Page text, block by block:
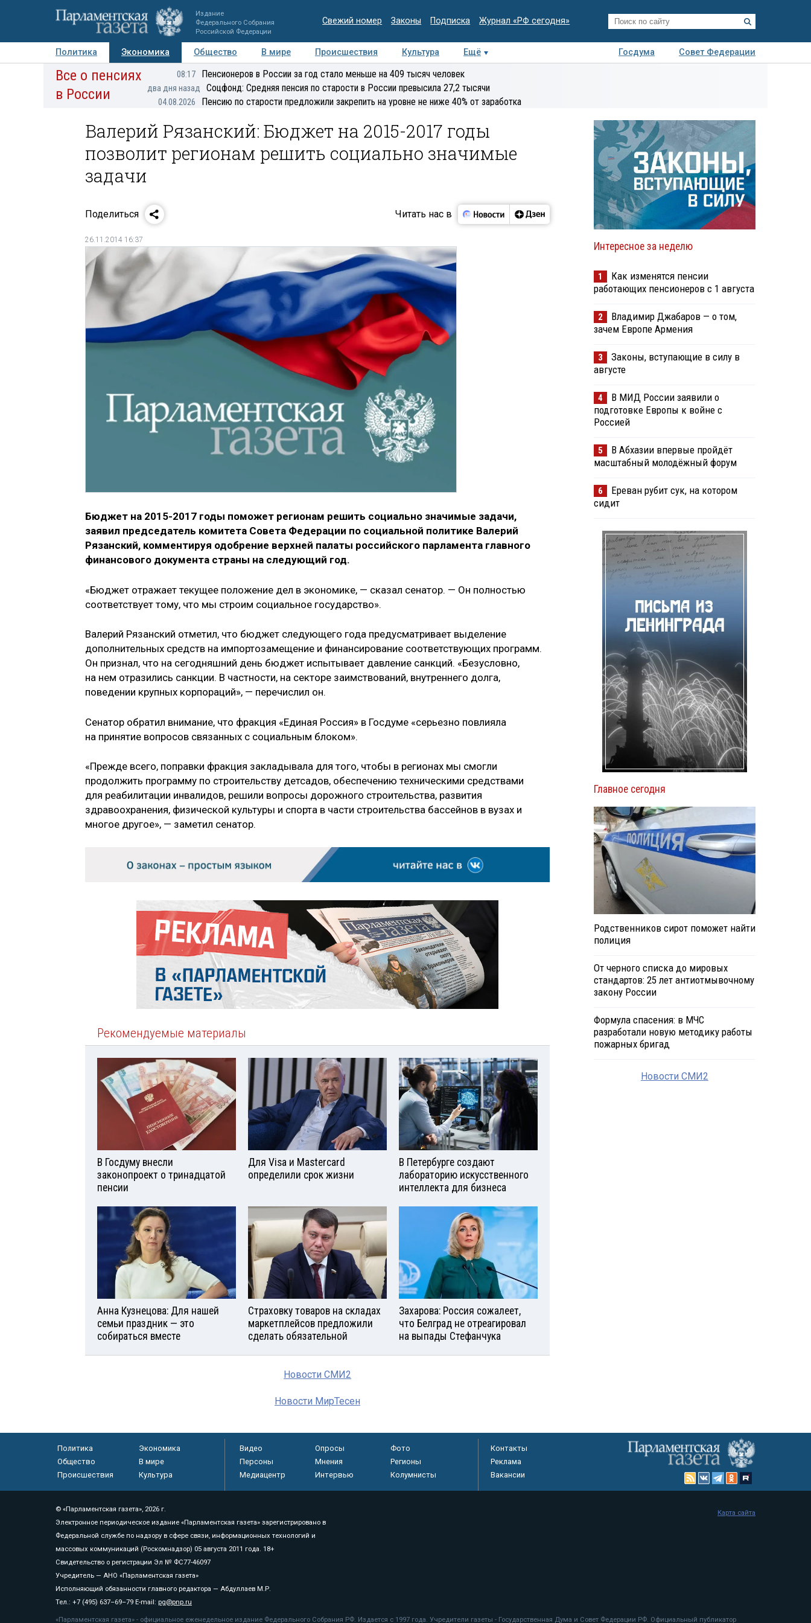
Издание
Федерального Собрания
Российской Федерации
Свежий номер Законы Подписка Журнал «РФ сегодня»
Политика Экономика Общество В мире Происшествия Культура Ещё Госдума
Совет Федерации
Авторы Персоны Мнения Регионы Медиацентр Интервью Колумнисты
Все о пенсиях
в России
08:17 Пенсионеров в России за год стало меньше на 409 тысяч человек
два дня назад Соцфонд: Средняя пенсия по старости в России превысила 27,2 тысячи
04.08.2026 Пенсию по старости предложили закрепить на уровне не ниже 40% от заработка
Валерий Рязанский: Бюджет на 2015-2017 годы
позволит регионам решить социально значимые
задачи
Поделиться Читать нас в
26.11.2014 16:37
Бюджет на 2015-2017 годы поможет регионам решить социально значимые задачи,
заявил председатель комитета Совета Федерации по социальной политике Валерий
Рязанский, комментируя одобрение верхней палаты российского парламента главного
финансового документа страны на следующий год.
«Бюджет отражает текущее положение дел в экономике, — сказал сенатор. — Он полностью
соответствует тому, что мы строим социальное государство».
Валерий Рязанский отметил, что бюджет следующего года предусматривает выделение
дополнительных средств на импортозамещение и финансирование соответствующих программ.
Он признал, что на сегодняшний день бюджет испытывает давление санкций. «Безусловно,
на нем отразились санкции. В частности, на секторе заимствований, внутреннего долга,
поведении крупных корпораций», — перечислил он.
Сенатор обратил внимание, что фракция «Единая Россия» в Госдуме «серьезно повлияла
на принятие вопросов связанных с социальным блоком».
«Прежде всего, поправки фракция закладывала для того, чтобы в регионах мы смогли
продолжить программу по строительству детсадов, обеспечению техническими средствами
для реабилитации инвалидов, решили вопросы дорожного строительства, развития
здравоохранения, физической культуры и спорта в части строительства бассейнов в вузах и
многое другое», — заметил сенатор.
Рекомендуемые материалы
В Госдуму внесли
законопроект о тринадцатой
пенсии
Для Visа и Mastercard
определили срок жизни
В Петербурге создают
лабораторию искусственного
интеллекта для бизнеса
Анна Кузнецова: Для нашей
семьи праздник — это
собираться вместе
Страховку товаров на складах
маркетплейсов предложили
сделать обязательной
Захарова: Россия сожалеет,
что Белград не отреагировал
на выпады Стефанчука
Новости СМИ2
Новости МирТесен
Интересное за неделю
1
Как изменятся пенсии
работающих пенсионеров с 1 августа
2
Владимир Джабаров — о том,
зачем Европе Армения
3
Законы, вступающие в силу в
августе
4
В МИД России заявили о
подготовке Европы к войне с
Россией
5
В Абхазии впервые пройдёт
масштабный молодёжный форум
6
Ереван рубит сук, на котором
сидит
Главное сегодня
Родственников сирот поможет найти
полиция
От черного списка до мировых
стандартов: 25 лет антиотмывочному
закону России
Формула спасения: в МЧС
разработали новую методику работы
пожарных бригад
Новости СМИ2
Политика
Экономика
Общество
В мире
Происшествия
Культура
Видео Опросы
Фото
Персоны
Мнения
Регионы
Медиацентр
Интервью Колумнисты
Контакты
Реклама
Вакансии
© «Парламентская газета», 2026 г.
Электронное периодическое издание «Парламентская газета» зарегистрировано в
Федеральной службе по надзору в сфере связи, информационных технологий и
массовых коммуникаций (Роскомнадзор) 05 августа 2011 года. 18+
Свидетельство о регистрации Эл № ФС77-46097
Учредитель — АНО «Парламентская газета»
Исполняющий обязанности главного редактора — Абдуллаев М.Р.
Тел.: +7 (495) 637–69–79 E-mail: pg@pnp.ru
«Парламентская газета» - официальное еженедельное издание Федерального Собрания РФ. Издается с 1997 года. Учредители газеты - Государственная Дума и Совет Федерации РФ. Официальный публикатор
Карта сайта